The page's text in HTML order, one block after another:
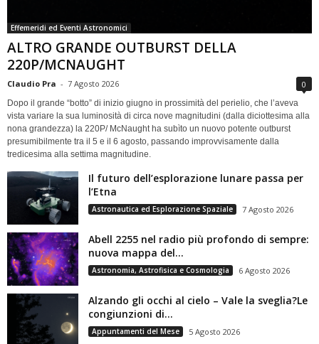
Effemeridi ed Eventi Astronomici
ALTRO GRANDE OUTBURST DELLA
220P/MCNAUGHT
Claudio Pra - 7 Agosto 2026 0
Dopo il grande “botto” di inizio giugno in prossimità del perielio, che l’aveva
vista variare la sua luminosità di circa nove magnitudini (dalla diciottesima alla
nona grandezza) la 220P/ McNaught ha subìto un nuovo potente outburst
presumibilmente tra il 5 e il 6 agosto, passando improvvisamente dalla
tredicesima alla settima magnitudine.
Il futuro dell’esplorazione lunare passa per
l’Etna
Astronautica ed Esplorazione Spaziale 7 Agosto 2026
Abell 2255 nel radio più profondo di sempre:
nuova mappa del...
Astronomia, Astrofisica e Cosmologia 6 Agosto 2026
Alzando gli occhi al cielo – Vale la sveglia?Le
congiunzioni di...
Appuntamenti del Mese 5 Agosto 2026